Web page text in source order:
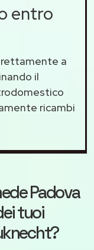
entro
a
il
ricambi
Padova
tuoi